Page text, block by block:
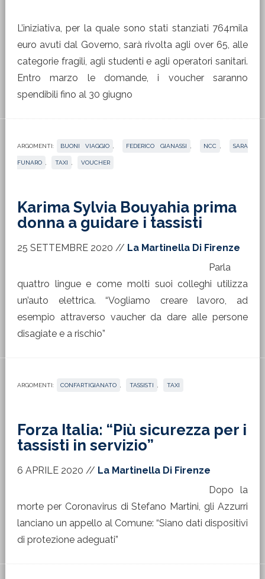
L’iniziativa, per la quale sono stati stanziati 764mila
euro avuti dal Governo, sarà rivolta agli over 65, alle
categorie fragili, agli studenti e agli operatori sanitari.
Entro marzo le domande, i voucher saranno
spendibili fino al 30 giugno
ARGOMENTI: BUONI VIAGGIO FEDERICO GIANASSI NCC SARA
FUNARO TAXI VOUCHER
Karima Sylvia Bouyahia prima
donna a guidare i tassisti
25 SETTEMBRE 2020 // La Martinella Di Firenze
Parla
quattro lingue e come molti suoi colleghi utilizza
un’auto elettrica. “Vogliamo creare lavoro, ad
esempio attraverso vaucher da dare alle persone
disagiate e a rischio”
ARGOMENTI: CONFARTIGIANATO TASSISTI TAXI
Forza Italia: “Più sicurezza per i
tassisti in servizio”
6 APRILE 2020 // La Martinella Di Firenze
Dopo la
morte per Coronavirus di Stefano Martini, gli Azzurri
lanciano un appello al Comune: “Siano dati dispositivi
di protezione adeguati”